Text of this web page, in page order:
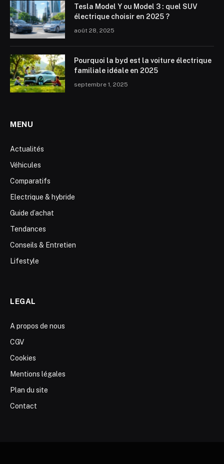
Tesla Model Y ou Model 3 : quel SUV
électrique choisir en 2025 ?
août 28, 2025
Pourquoi la byd est la voiture électrique
familiale idéale en 2025
septembre 1, 2025
MENU
Actualités
Véhicules
Comparatifs
Electrique & hybride
Guide d’achat
Tendances
Conseils & Entretien
Lifestyle
LEGAL
A propos de nous
CGV
Cookies
Mentions légales
Plan du site
Contact